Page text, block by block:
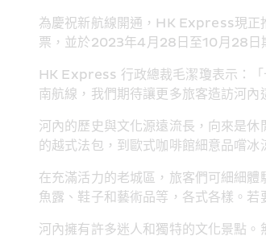
為慶祝新航線開通，HK Express現正
票，並於2023年4月28日至10月28日
HK Express 行政總裁毛潔瓊表示：
南航線，我們期待讓更多旅客造訪河內
河內的歷史與文化源遠流長，向來是
的越式法包，到歐式咖啡館細意品嚐冰
在充滿活力的老城區，旅客們可細細
魚露、鞋子和藝術品等，各式各樣。
河內擁有許多迷人和獨特的文化景點